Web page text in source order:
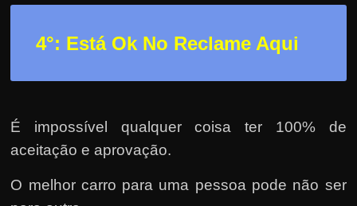
4°: Está Ok No Reclame Aqui
É impossível qualquer coisa ter 100% de
aceitação e aprovação.
O melhor carro para uma pessoa pode não ser